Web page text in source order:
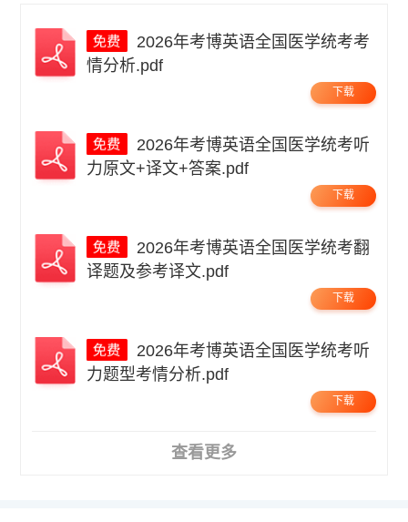
情分析.pdf
下载
力原文+译文+答案.pdf
下载
译题及参考译文.pdf
下载
力题型考情分析.pdf
下载
查看更多